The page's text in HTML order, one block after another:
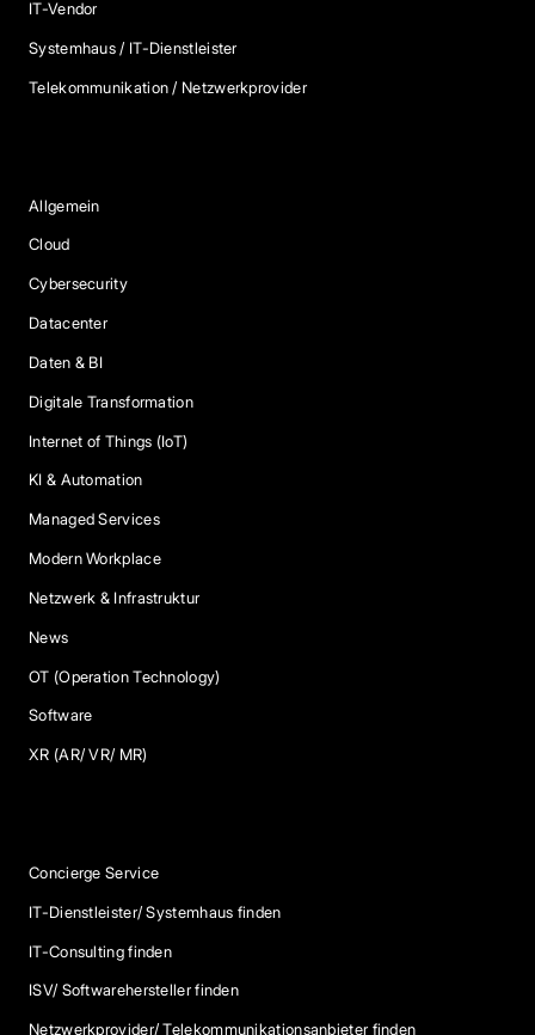
IT-Vendor
Systemhaus / IT-Dienstleister
Telekommunikation / Netzwerkprovider
Allgemein
Cloud
Cybersecurity
Datacenter
Daten & BI
Digitale Transformation
Internet of Things (IoT)
KI & Automation
Managed Services
Modern Workplace
Netzwerk & Infrastruktur
News
OT (Operation Technology)
Software
XR (AR/ VR/ MR)
Concierge Service
IT-Dienstleister/ Systemhaus finden
IT-Consulting finden
ISV/ Softwarehersteller finden
Netzwerkprovider/ Telekommunikationsanbieter finden